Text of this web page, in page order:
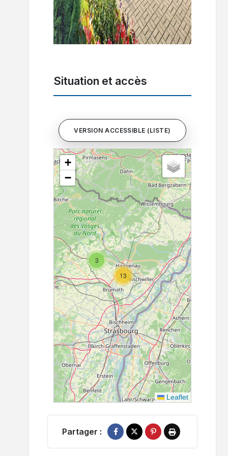
Situation et accès
VERSION ACCESSIBLE (LISTE)
3
13
+
−
Leaflet
Partager :
Partager sur Facebook
Partager sur X
Épingler sur Pinterest
Imprimer